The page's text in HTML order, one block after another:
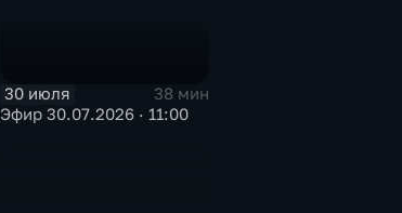
30 июля
38 мин
Эфир 30.07.2026 · 11:00